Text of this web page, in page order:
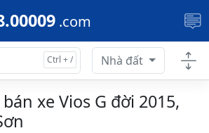
.com
Nhà đất
xe Vios G đời 2015,